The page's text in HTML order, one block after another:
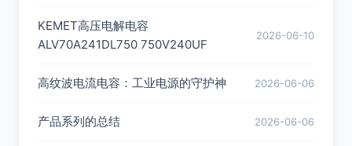
KEMET高压电解电容
ALV70A241DL750 750V240UF
2026-06-10
高纹波电流电容：工业电源的守护神 2026-06-06
产品系列的总结 2026-06-06